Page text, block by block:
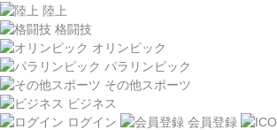
陸上
格闘技
オリンピック
パラリンピック
その他スポーツ
ビジネス
ログイン
会員登録